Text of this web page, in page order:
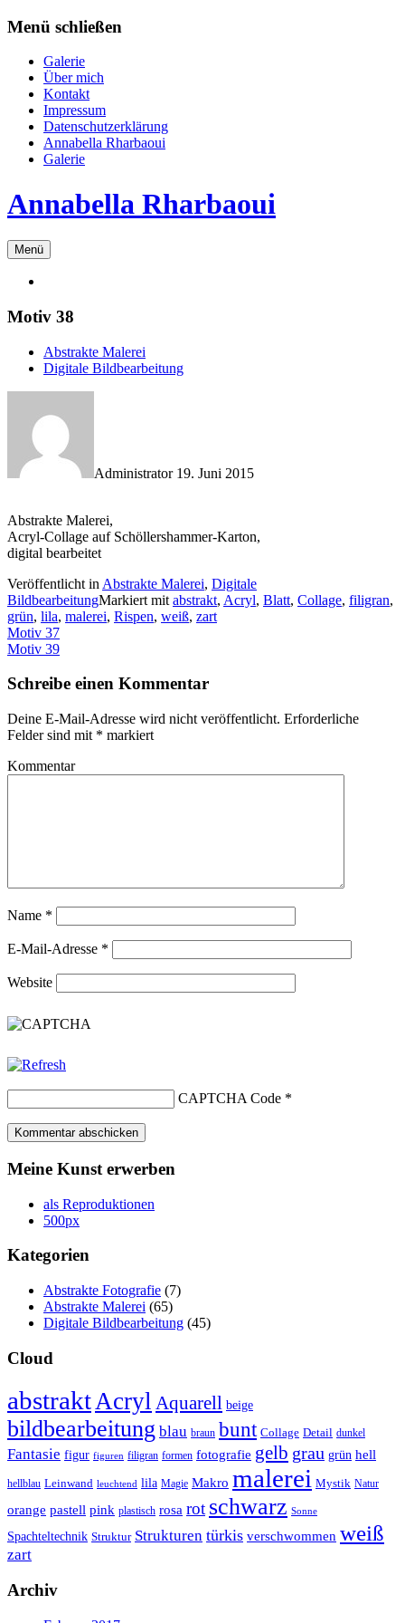
Zum
springen
Menü schließen
Galerie
Über mich
Kontakt
Impressum
Datenschutzerklärung
Annabella Rharbaoui
Galerie
Annabella Rharbaoui
Menü
Motiv 38
Abstrakte Malerei
Digitale Bildbearbeitung
Administrator 19. Juni 2015
Abstrakte Malerei,
Acryl-Collage auf Schöllershammer-Karton,
digital bearbeitet
Veröffentlicht in Abstrakte Malerei, Digitale
BildbearbeitungMarkiert mit abstrakt, Acryl, Blatt, Collage, filigran,
grün, lila, malerei, Rispen, weiß, zart
Artikel-
Navigation
Motiv 37
Motiv 39
Schreibe einen Kommentar
Deine E-Mail-Adresse wird nicht veröffentlicht. Erforderliche
Felder sind mit * markiert
Kommentar
Name *
E-Mail-Adresse *
Website
CAPTCHA Code *
Meine Kunst erwerben
als Reproduktionen
500px
Kategorien
Abstrakte Fotografie (7)
Abstrakte Malerei (65)
Digitale Bildbearbeitung (45)
Cloud
abstrakt Acryl Aquarell beige
bildbearbeitung blau braun bunt Collage Detail dunkel
Fantasie figur figuren filigran formen fotografie gelb grau grün hell
hellblau Leinwand leuchtend lila Magie Makro malerei Mystik Natur
orange pastell pink plastisch rosa rot schwarz Sonne
Spachteltechnik Struktur Strukturen türkis verschwommen weiß
zart
Archiv